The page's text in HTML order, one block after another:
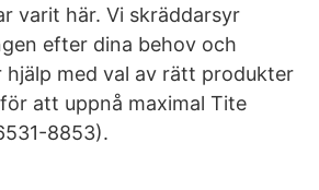
varit här. Vi skräddarsyr
efter dina behov och
hjälp med val av rätt produkter
att uppnå maximal Tite
8853).